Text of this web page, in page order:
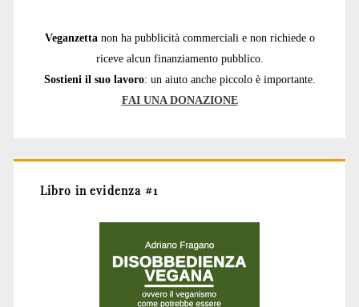
Veganzetta non ha pubblicità commerciali e non richiede o
riceve alcun finanziamento pubblico.
Sostieni il suo lavoro: un aiuto anche piccolo è importante.
FAI UNA DONAZIONE
Libro in evidenza #1